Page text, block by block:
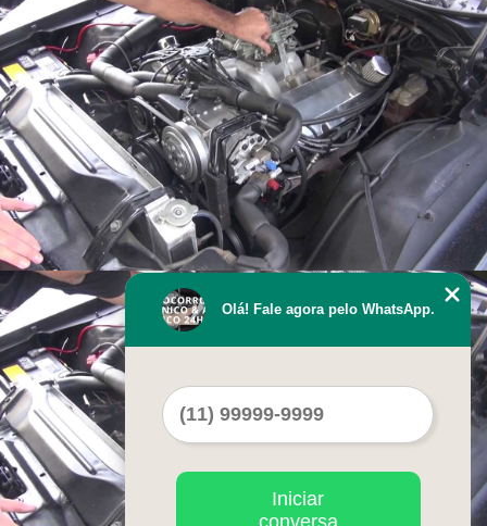
Olá! Fale agora pelo WhatsApp.
Iniciar
conversa